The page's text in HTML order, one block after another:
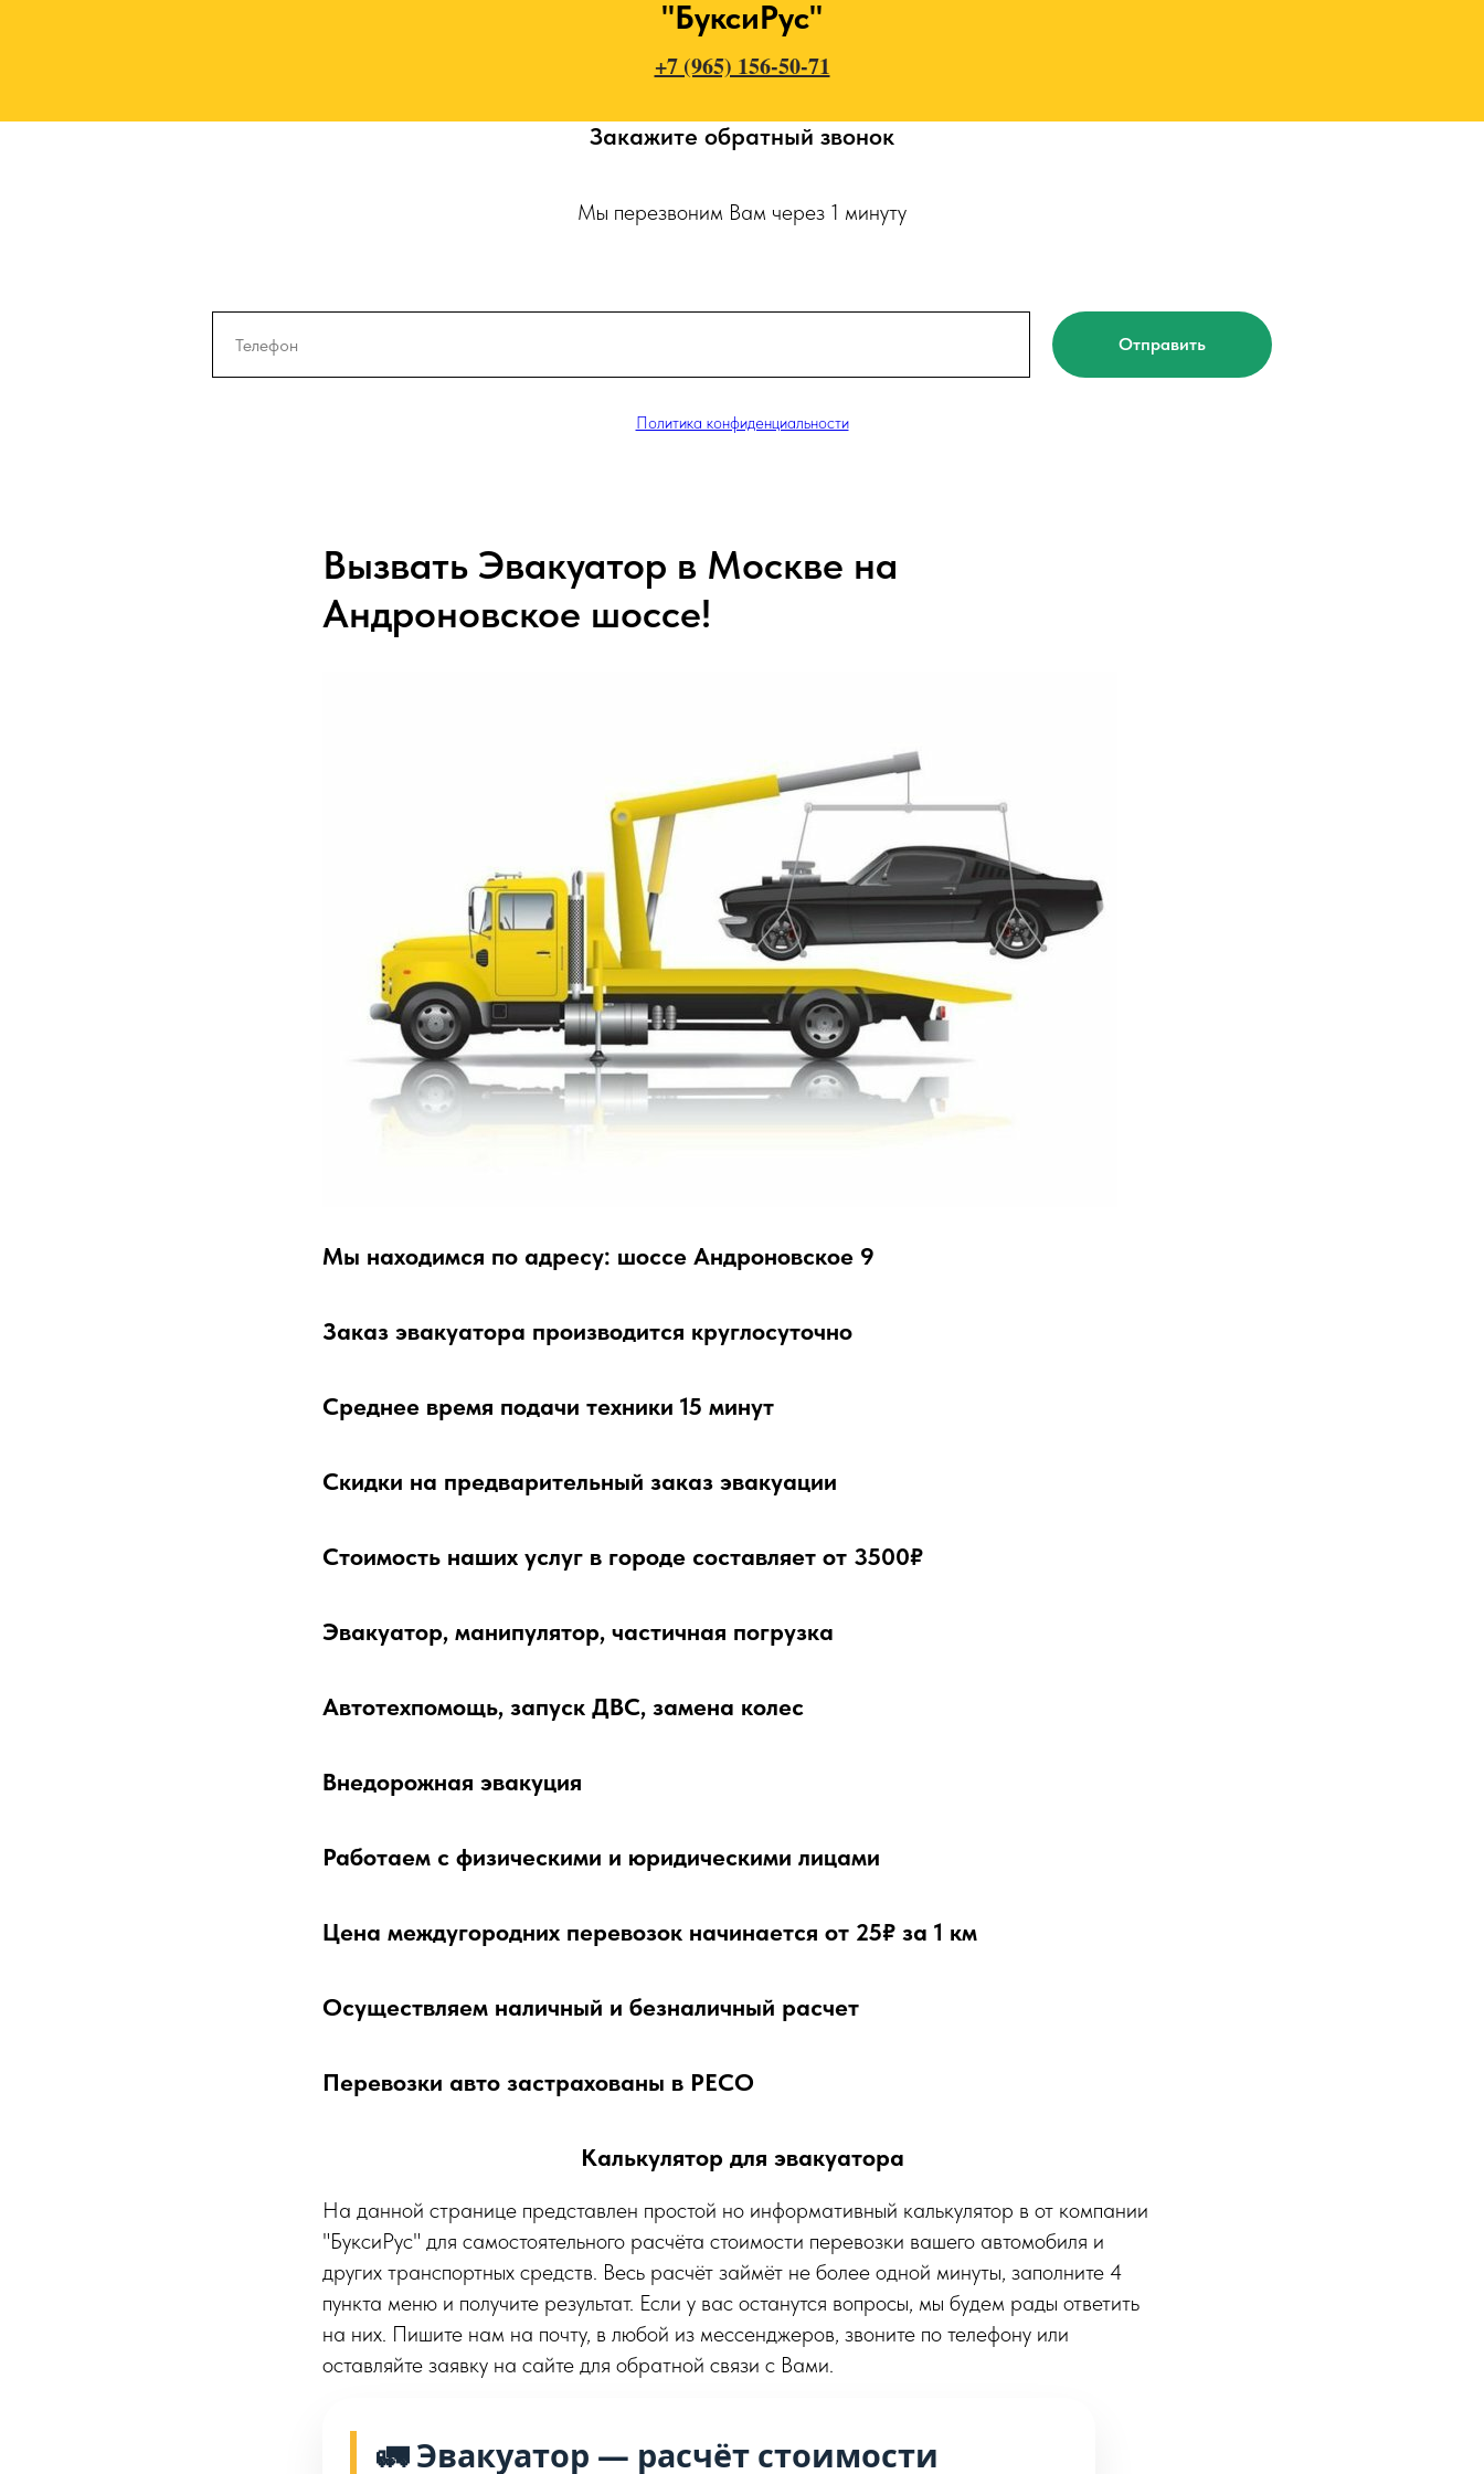
"БуксиРус"
+7 (965) 156-50-71
Закажите обратный звонок
Мы перезвоним Вам через 1 минуту
Отправить
Политика конфиденциальности
Вызвать Эвакуатор в Москве на
Андроновское шоссе!
Мы находимся по адресу: шоссе Андроновское 9
Заказ эвакуатора производится круглосуточно
Среднее время подачи техники 15 минут
Скидки на предварительный заказ эвакуации
Стоимость наших услуг в городе составляет от 3500₽
Эвакуатор, манипулятор, частичная погрузка
Автотехпомощь, запуск ДВС, замена колес
Внедорожная эвакуция
Работаем с физическими и юридическими лицами
Цена междугородних перевозок начинается от 25₽ за 1 км
Осуществляем наличный и безналичный расчет
Перевозки авто застрахованы в РЕСО
Калькулятор для эвакуатора
На данной странице представлен простой но информативный калькулятор в от компании
"БуксиРус" для самостоятельного расчёта стоимости перевозки вашего автомобиля и
других транспортных средств. Весь расчёт займёт не более одной минуты, заполните 4
пункта меню и получите результат. Если у вас останутся вопросы, мы будем рады ответить
на них. Пишите нам на почту, в любой из мессенджеров, звоните по телефону или
оставляйте заявку на сайте для обратной связи с Вами.
🚛 Эвакуатор — расчёт стоимости